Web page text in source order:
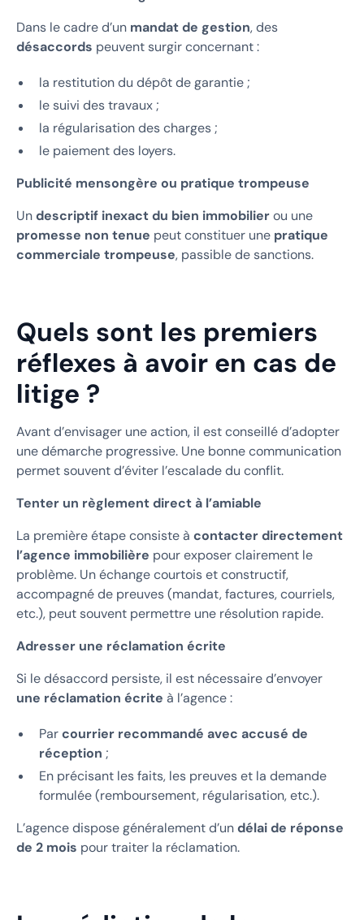
Dans le cadre d’un mandat de gestion, des
désaccords peuvent surgir concernant :
la restitution du dépôt de garantie ;
le suivi des travaux ;
la régularisation des charges ;
le paiement des loyers.
Publicité mensongère ou pratique trompeuse
Undescriptif inexact du bien immobilierou une
promesse non tenue peut constituer une pratique
commerciale trompeuse, passible de sanctions.
Quels sont les premiers
réflexes à avoir en cas de
litige ?
Avant d’envisager une action, il est conseillé d’adopter
une démarche progressive. Une bonne communication
permet souvent d’éviter l’escalade du conflit.
Tenter un règlement direct à l’amiable
La première étape consiste à contacter directement
l’agence immobilière pour exposer clairement le
problème. Un échange courtois et constructif,
accompagné de preuves (mandat, factures, courriels,
etc.), peut souvent permettre une résolution rapide.
Adresser une réclamation écrite
Si le désaccord persiste, il est nécessaire d’envoyer
une réclamation écrite à l’agence :
Parcourrier recommandé avec accusé de
réception ;
En précisant les faits, les preuves et la demande
formulée (remboursement, régularisation, etc.).
L’agence dispose généralement d’undélai de réponse
de 2 mois pour traiter la réclamation.